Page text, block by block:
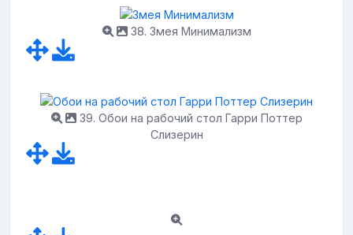
38. Змея Минимализм
39. Обои на рабочий стол Гарри Поттер
Слизерин